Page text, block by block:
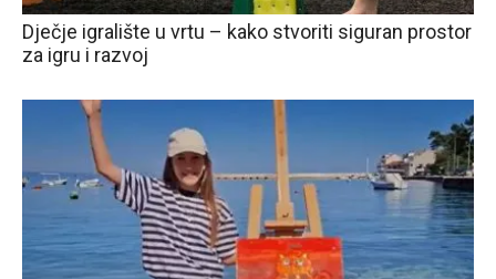
Dječje igralište u vrtu – kako stvoriti siguran prostor
za igru i razvoj